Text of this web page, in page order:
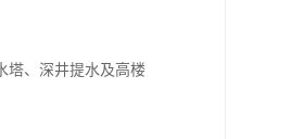
塔、深井提水及高楼